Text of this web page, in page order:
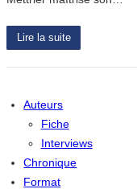
Lire la suite
Auteurs
Fiche
Interviews
Chronique
Format